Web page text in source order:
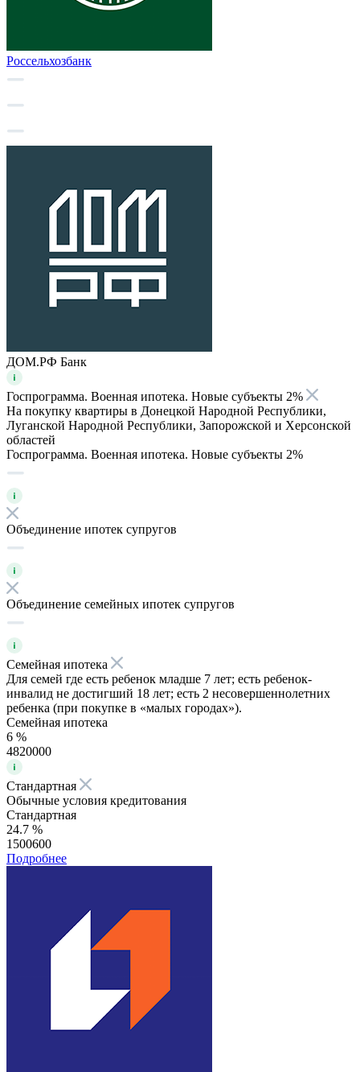
Россельхозбанк
ДОМ.РФ Банк
Госпрограмма. Военная ипотека. Новые субъекты 2%
На покупку квартиры в Донецкой Народной Республики,
Луганской Народной Республики, Запорожской и Херсонской
областей
Госпрограмма. Военная ипотека. Новые субъекты 2%
Объединение ипотек супругов
Объединение семейных ипотек супругов
Семейная ипотека
Для семей где есть ребенок младше 7 лет; есть ребенок-
инвалид не достигший 18 лет; есть 2 несовершеннолетних
ребенка (при покупке в «малых городах»).
Семейная ипотека
6 %
4820000
Стандартная
Обычные условия кредитования
Стандартная
24.7 %
1500600
Подробнее